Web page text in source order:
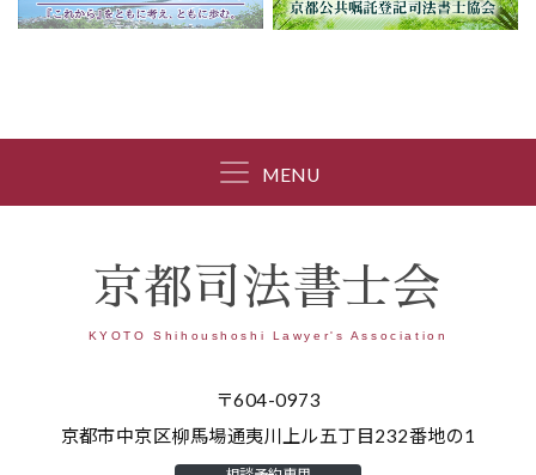
MENU
京都司法書士会
KYOTO Shihoushoshi Lawyer's Association
〒604-0973
京都市中京区柳馬場通夷川上ル五丁目232番地の1